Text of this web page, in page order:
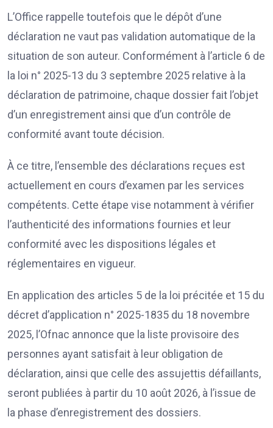
L’Office rappelle toutefois que le dépôt d’une
déclaration ne vaut pas validation automatique de la
situation de son auteur. Conformément à l’article 6 de
la loi n° 2025-13 du 3 septembre 2025 relative à la
déclaration de patrimoine, chaque dossier fait l’objet
d’un enregistrement ainsi que d’un contrôle de
conformité avant toute décision.
À ce titre, l’ensemble des déclarations reçues est
actuellement en cours d’examen par les services
compétents. Cette étape vise notamment à vérifier
l’authenticité des informations fournies et leur
conformité avec les dispositions légales et
réglementaires en vigueur.
En application des articles 5 de la loi précitée et 15 du
décret d’application n° 2025-1835 du 18 novembre
2025, l’Ofnac annonce que la liste provisoire des
personnes ayant satisfait à leur obligation de
déclaration, ainsi que celle des assujettis défaillants,
seront publiées à partir du 10 août 2026, à l’issue de
la phase d’enregistrement des dossiers.